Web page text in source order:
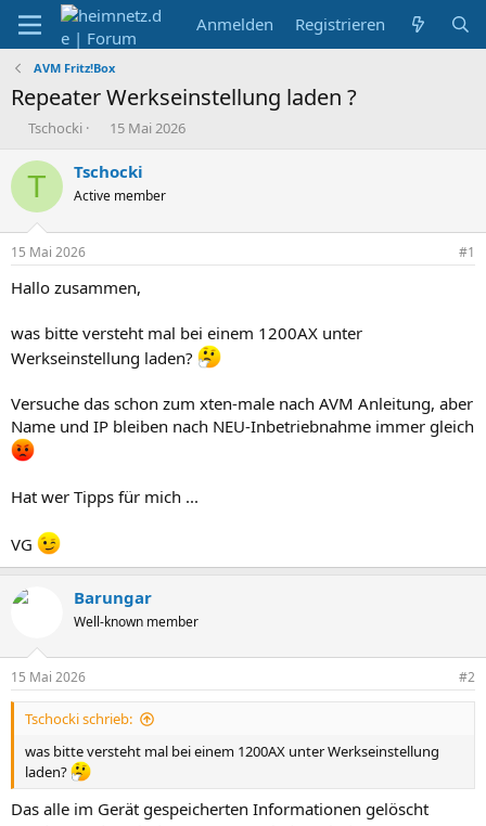
Anmelden Registrieren
AVM Fritz!Box
Repeater Werkseinstellung laden ?
E
s
t
e
r
Tschocki
E
s
e
t
a
15 Mai 2026
T Tschocki
Active member
15 Mai 2026 #1
Hallo zusammen,
was bitte versteht mal bei einem 1200AX unter
Werkseinstellung laden?
Versuche das schon zum xten-male nach AVM Anleitung, aber
Name und IP bleiben nach NEU-Inbetriebnahme immer gleich
Hat wer Tipps für mich ...
VG
Barungar
Well-known member
15 Mai 2026 #2
Tschocki schrieb:
was bitte versteht mal bei einem 1200AX unter Werkseinstellung
laden?
Das alle im Gerät gespeicherten Informationen gelöscht